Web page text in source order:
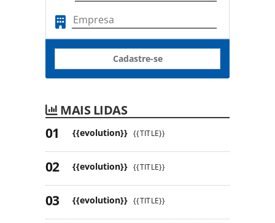
Cadastre-se
MAIS LIDAS
{{evolution}} {{TITLE}}
{{evolution}} {{TITLE}}
{{evolution}} {{TITLE}}